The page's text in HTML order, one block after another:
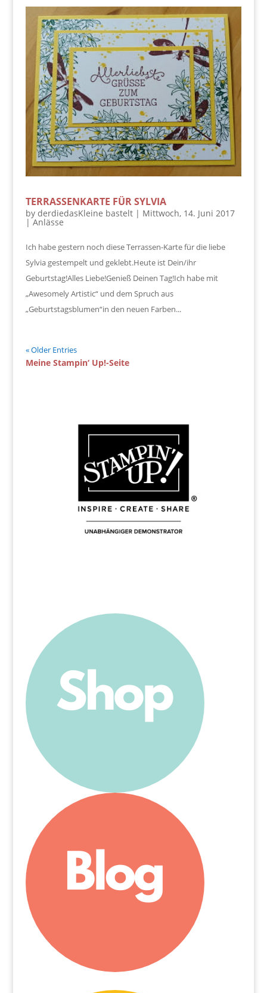
TERRASSENKARTE FÜR SYLVIA
by derdiedasKleine bastelt| Mittwoch, 14. Juni 2017
|Anlässe
Ich habe gestern noch diese Terrassen-Karte für die liebe
Sylvia gestempelt und geklebt.Heute ist Dein/ihr
Geburtstag!Alles Liebe!Genieß Deinen Tag!Ich habe mit
„Awesomely Artistic“ und dem Spruch aus
„Geburtstagsblumen“in den neuen Farben...
« Older Entries
Meine Stampin‘ Up!-Seite